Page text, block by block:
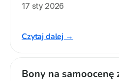
17 sty 2026
Czytaj dalej →
Bony na